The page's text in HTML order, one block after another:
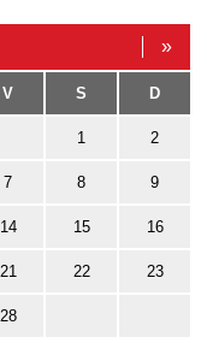
»
V S D
1 2
7 8 9
14 15 16
21 22 23
28